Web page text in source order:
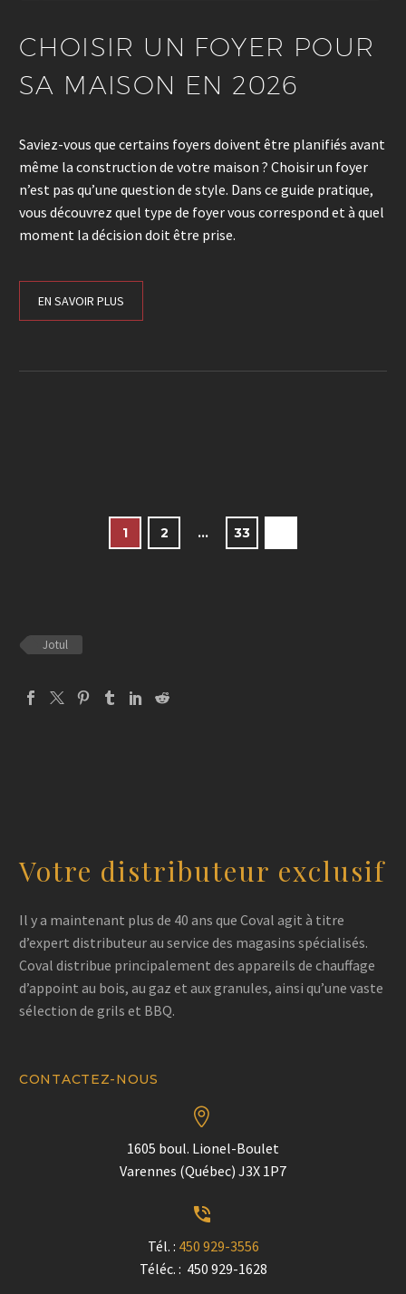
CHOISIR UN FOYER POUR
SA MAISON EN 2026
Saviez-vous que certains foyers doivent être planifiés avant
même la construction de votre maison ? Choisir un foyer
n’est pas qu’une question de style. Dans ce guide pratique,
vous découvrez quel type de foyer vous correspond et à quel
moment la décision doit être prise.
EN SAVOIR PLUS
1 2 … 33
Jotul
Votre distributeur exclusif
Il y a maintenant plus de 40 ans que Coval agit à titre
d’expert distributeur au service des magasins spécialisés.
Coval distribue principalement des appareils de chauffage
d’appoint au bois, au gaz et aux granules, ainsi qu’une vaste
sélection de grils et BBQ.
CONTACTEZ-NOUS


1605 boul. Lionel-Boulet
Varennes (Québec) J3X 1P7


Tél. : 450 929-3556
Téléc. : 450 929-1628